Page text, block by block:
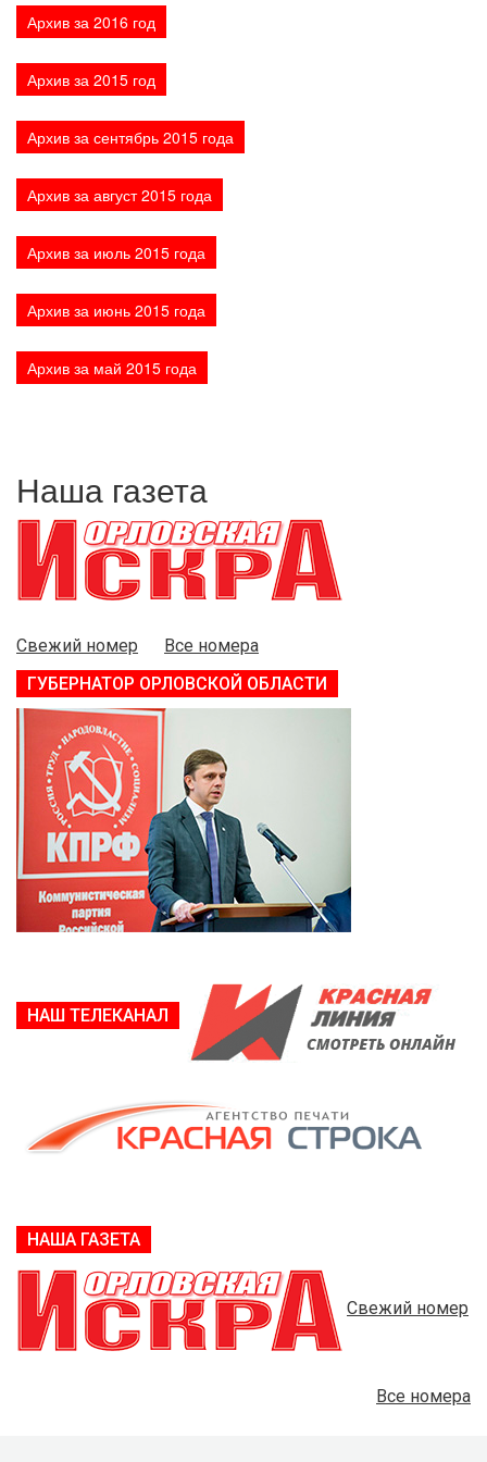
ДЕПУТАТЫ ОРГАНОВ МЕСТНОГО
САМОУПРАВЛЕНИЯ
ПАРТИЙНАЯ ПЕЧАТЬ
ПАРТИЙНАЯ ЖИЗНЬ
КПРФ ПРОФ
г. Орел, ул. Ковальская, д. 5
8 (4862) 77-88-99
Архив за 2016 год
Архив за 2015 год
Архив за сентябрь 2015 года
Архив за август 2015 года
Архив за июль 2015 года
Архив за июнь 2015 года
Архив за май 2015 года
Наша газета
Свежий номер
Все номера
ГУБЕРНАТОР ОРЛОВСКОЙ ОБЛАСТИ
НАШ ТЕЛЕКАНАЛ
НАША ГАЗЕТА
Свежий номер
Все номера